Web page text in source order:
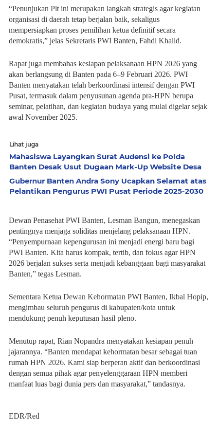
“Penunjukan Plt ini merupakan langkah strategis agar kegiatan
organisasi di daerah tetap berjalan baik, sekaligus
mempersiapkan proses pemilihan ketua definitif secara
demokratis,” jelas Sekretaris PWI Banten, Fahdi Khalid.
Rapat juga membahas kesiapan pelaksanaan HPN 2026 yang
akan berlangsung di Banten pada 6–9 Februari 2026. PWI
Banten menyatakan telah berkoordinasi intensif dengan PWI
Pusat, termasuk dalam penyusunan agenda pra-HPN berupa
seminar, pelatihan, dan kegiatan budaya yang mulai digelar sejak
awal November 2025.
Lihat juga
Mahasiswa Layangkan Surat Audensi ke Polda
Banten Desak Usut Dugaan Mark-Up Website Desa
Gubernur Banten Andra Sony Ucapkan Selamat atas
Pelantikan Pengurus PWI Pusat Periode 2025-2030
Dewan Penasehat PWI Banten, Lesman Bangun, menegaskan
pentingnya menjaga soliditas menjelang pelaksanaan HPN.
“Penyempurnaan kepengurusan ini menjadi energi baru bagi
PWI Banten. Kita harus kompak, tertib, dan fokus agar HPN
2026 berjalan sukses serta menjadi kebanggaan bagi masyarakat
Banten,” tegas Lesman.
Sementara Ketua Dewan Kehormatan PWI Banten, Ikbal Hopip,
mengimbau seluruh pengurus di kabupaten/kota untuk
mendukung penuh keputusan hasil pleno.
Menutup rapat, Rian Nopandra menyatakan kesiapan penuh
jajarannya. “Banten mendapat kehormatan besar sebagai tuan
rumah HPN 2026. Kami siap berperan aktif dan berkoordinasi
dengan semua pihak agar penyelenggaraan HPN memberi
manfaat luas bagi dunia pers dan masyarakat,” tandasnya.
EDR/Red